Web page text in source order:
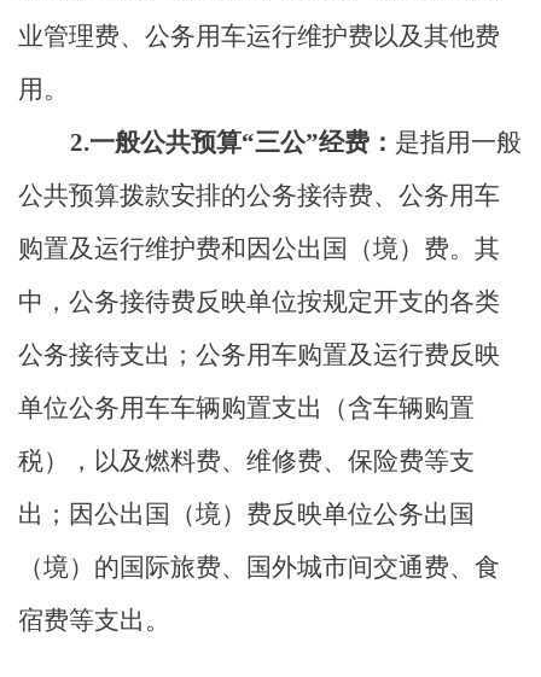
业管理费、公务用车运行维护费以及其他费
用。
2.一般公共预算“三公”经费： 是指用一般
公共预算拨款安排的公务接待费、公务用车
购置及运行维护费和因公出国（境）费。其
中，公务接待费反映单位按规定开支的各类
公务接待支出；公务用车购置及运行费反映
单位公务用车车辆购置支出（含车辆购置
税），以及燃料费、维修费、保险费等支
出；因公出国（境）费反映单位公务出国
（境）的国际旅费、国外城市间交通费、食
宿费等支出。